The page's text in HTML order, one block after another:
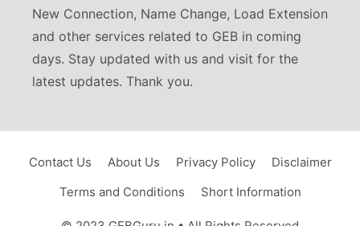
New Connection, Name Change, Load Extension
and other services related to GEB in coming
days. Stay updated with us and visit for the
latest updates. Thank you.
Contact Us About Us Privacy Policy
Disclaimer
Terms and Conditions
Short Information